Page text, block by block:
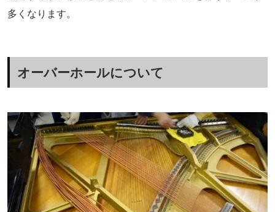
多くなります。
オーバーホールについて